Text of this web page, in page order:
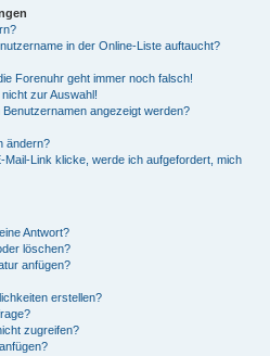
in der Online-Liste auftaucht?
Forenuhr geht immer noch falsch!
zur Auswahl!
angezeigt werden?
ändern?
Link klicke, werde ich aufgefordert, mich
Antwort?
löschen?
anfügen?
erstellen?
zugreifen?